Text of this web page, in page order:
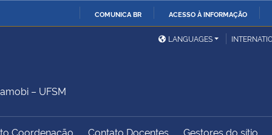
COMUNICA BR ACESSO À INFORMAÇÃO
Ministério da Defesa
Ministério das Relações
ExterioresLANGUAGES
– UFSM
Coordenação Contato Docentes Gestores do sítio